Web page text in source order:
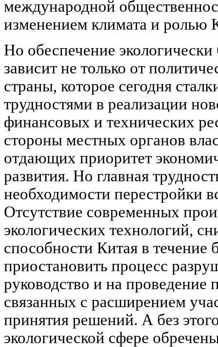
международной
изменением климата и ролью
Но обеспечение экологически
зависит не только от
страны, которое сегодня
трудностями в реализации
финансовых и технических
стороны местных органов
отдающих приоритет
развития. Но главная
необходимости перестройки
Отсутствие современных
экологических технологий,
способности Китая в течение
приостановить процесс
руководство и на проведение
связанных с расширением
принятия решений. А без
экологической сфере